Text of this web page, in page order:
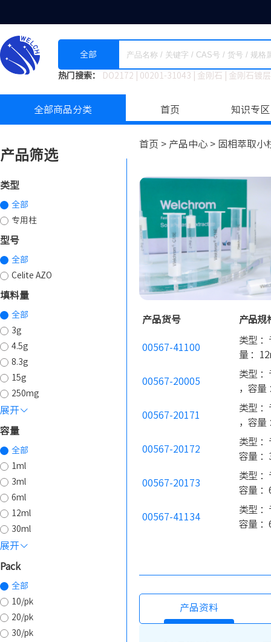
全部
热门搜索： DO2172 00201-31043 金刚石 金刚石镀
全部商品分类 首页 知识专区
首页 > 产品中心 > 固相萃取小
产品筛选
类型
全部
专用柱
型号
全部
Celite AZO
填料量
全部
3g
4.5g
8.3g
15g
250mg
展开
容量
全部
1ml
3ml
6ml
12ml
30ml
展开
Pack
全部
10/pk
20/pk
30/pk
产品货号 产品规
00567-41100
类型 ：
量 ：
00567-20005
类型 ：
，容量
00567-20171
类型 ：
，容量
00567-20172
类型 ：
容量 ：
00567-20173
类型 ：
容量 ：
00567-41134
类型 ：
容量 ：
产品资料